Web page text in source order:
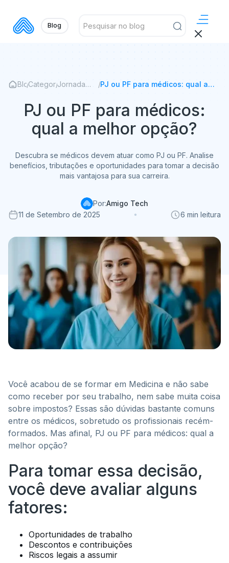
Blog
Blog
/Categorias
/Jornada
/PJ ou PF para médicos: qual a
PJ ou PF para médicos:
qual a melhor opção?
Descubra se médicos devem atuar como PJ ou PF. Analise
benefícios, tributações e oportunidades para tomar a decisão
mais vantajosa para sua carreira.
Por:Amigo Tech
11 de Setembro de 2025
6 min leitura
Você acabou de se formar em Medicina e não sabe
como receber por seu trabalho, nem sabe muita coisa
sobre impostos? Essas são dúvidas bastante comuns
entre os médicos, sobretudo os profissionais recém-
formados. Mas afinal, PJ ou PF para médicos: qual a
melhor opção?
Para tomar essa decisão,
você deve avaliar alguns
fatores:
Oportunidades de trabalho
Descontos e contribuições
Riscos legais a assumir